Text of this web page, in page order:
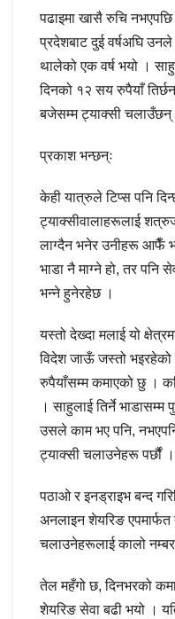
पढाइमा खासै रुचि
प्रदेशबाट दुई वर्षअघि
थालेको एक वर्ष भयो ।
दिनको १२ सय रुपैयाँ
बजेसम्म ट्याक्सी चलाउँछन्
प्रकाश भन्छन्‌ः
केही यात्रुले टिप्स पनि
ट्याक्सीवालाहरूलाई
लाग्दैन भनेर उनीहरू आफैँ
भाडा नै माग्ने हो, तर पनि
भन्ने हुनेरहेछ ।
यस्तो देख्दा मलाई यो
विदेश जाऊँ जस्तो भइरहेको
रुपैयाँसम्म कमाएको छु ।
। साहुलाई तिर्ने भाडासम्म
उसले काम भए पनि, नभएपनि
ट्याक्सी चलाउनेहरू पर्छौं ।
पठाओ र इनड्राइभ बन्द
अनलाइन शेयरिङ एपमार्फत
चलाउनेहरूलाई कालो नम्बर
तेल महँगो छ, दिनभरको
शेयरिङ सेवा बढी भयो ।